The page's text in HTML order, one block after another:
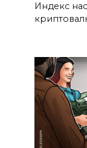
Индекс